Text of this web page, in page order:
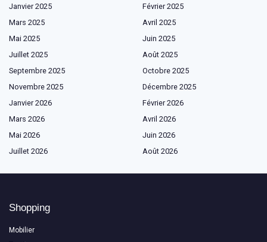
Janvier 2025
Février 2025
Mars 2025
Avril 2025
Mai 2025
Juin 2025
Juillet 2025
Août 2025
Septembre 2025
Octobre 2025
Novembre 2025
Décembre 2025
Janvier 2026
Février 2026
Mars 2026
Avril 2026
Mai 2026
Juin 2026
Juillet 2026
Août 2026
Shopping
Mobilier